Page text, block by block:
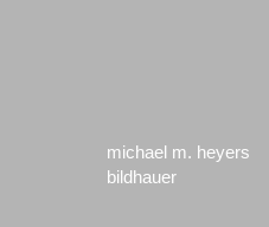
michael m. heyers
bildhauer